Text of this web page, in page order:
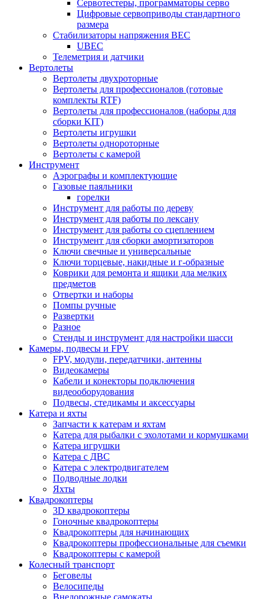
Сервотестеры, программаторы серво
Цифровые сервоприводы стандартного
размера
Стабилизаторы напряжения BEC
UBEC
Телеметрия и датчики
Вертолеты
Вертолеты двухроторные
Вертолеты для профессионалов (готовые
комплекты RTF)
Вертолеты для профессионалов (наборы для
сборки KIT)
Вертолеты игрушки
Вертолеты однороторные
Вертолеты с камерой
Инструмент
Аэрографы и комплектующие
Газовые паяльники
горелки
Инструмент для работы по дереву
Инструмент для работы по лексану
Инструмент для работы со сцеплением
Инструмент для сборки амортизаторов
Ключи свечные и универсальные
Ключи торцевые, накидные и г-образные
Коврики для ремонта и ящики дла мелких
предметов
Отвертки и наборы
Помпы ручные
Развертки
Разное
Стенды и инструмент для настройки шасси
Камеры, подвесы и FPV
FPV, модули, передатчики, антенны
Видеокамеры
Кабели и конекторы подключения
видеооборудования
Подвесы, стедикамы и аксессуары
Катера и яхты
Запчасти к катерам и яхтам
Катера для рыбалки с эхолотами и кормушками
Катера игрушки
Катера с ДВС
Катера с электродвигателем
Подводные лодки
Яхты
Квадрокоптеры
3D квадрокоптеры
Гоночные квадрокоптеры
Квадрокоптеры для начинающих
Квадрокоптеры профессиональные для съемки
Квадрокоптеры с камерой
Колесный транспорт
Беговелы
Велосипеды
Внедорожные самокаты